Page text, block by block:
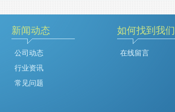
新闻动态
公司动态
行业资讯
常见问题
如何找到我们
在线留言